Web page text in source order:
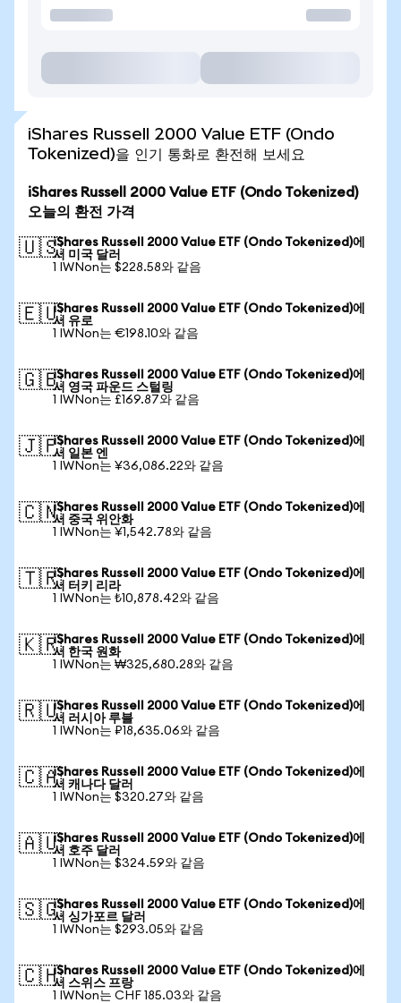
iShares Russell 2000 Value ETF (Ondo
Tokenized)을 인기 통화로 환전해 보세요
iShares Russell 2000 Value ETF (Ondo Tokenized)
오늘의 환전 가격
🇺🇸iShares Russell 2000 Value ETF (Ondo Tokenized)에
서 미국 달러
1 IWNon는 $228.58와 같음
🇪🇺iShares Russell 2000 Value ETF (Ondo Tokenized)에
서 유로
1 IWNon는 €198.10와 같음
🇬🇧iShares Russell 2000 Value ETF (Ondo Tokenized)에
서 영국 파운드 스털링
1 IWNon는 £169.87와 같음
🇯🇵iShares Russell 2000 Value ETF (Ondo Tokenized)에
서 일본 엔
1 IWNon는 ¥36,086.22와 같음
🇨🇳iShares Russell 2000 Value ETF (Ondo Tokenized)에
서 중국 위안화
1 IWNon는 ¥1,542.78와 같음
🇹🇷iShares Russell 2000 Value ETF (Ondo Tokenized)에
서 터키 리라
1 IWNon는 ₺10,878.42와 같음
🇰🇷iShares Russell 2000 Value ETF (Ondo Tokenized)에
서 한국 원화
1 IWNon는 ₩325,680.28와 같음
🇷🇺iShares Russell 2000 Value ETF (Ondo Tokenized)에
서 러시아 루블
1 IWNon는 ₽18,635.06와 같음
🇨🇦iShares Russell 2000 Value ETF (Ondo Tokenized)에
서 캐나다 달러
1 IWNon는 $320.27와 같음
🇦🇺iShares Russell 2000 Value ETF (Ondo Tokenized)에
서 호주 달러
1 IWNon는 $324.59와 같음
🇸🇬iShares Russell 2000 Value ETF (Ondo Tokenized)에
서 싱가포르 달러
1 IWNon는 $293.05와 같음
🇨🇭iShares Russell 2000 Value ETF (Ondo Tokenized)에
서 스위스 프랑
1 IWNon는 CHF 185.03와 같음